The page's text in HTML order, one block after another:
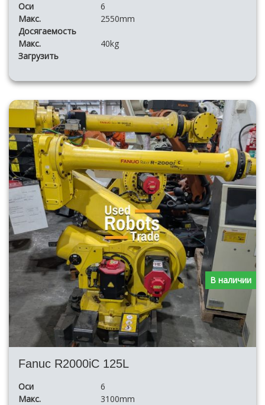
Оси
6
Макс.
Досягаемость
2550mm
Макс.
Загрузить
40kg
Fanuc R2000iC 125L
Оси
6
Макс.
3100mm
В наличии